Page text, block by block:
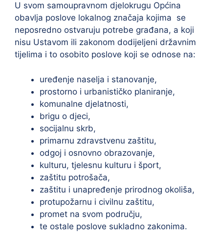
U svom samoupravnom djelokrugu Općina
obavlja poslove lokalnog značaja kojima se
neposredno ostvaruju potrebe građana, a koji
nisu Ustavom ili zakonom dodijeljeni državnim
tijelima i to osobito poslove koji se odnose na:
uređenje naselja i stanovanje,
prostorno i urbanističko planiranje,
komunalne djelatnosti,
brigu o djeci,
socijalnu skrb,
primarnu zdravstvenu zaštitu,
odgoj i osnovno obrazovanje,
kulturu, tjelesnu kulturu i šport,
zaštitu potrošača,
zaštitu i unapređenje prirodnog okoliša,
protupožarnu i civilnu zaštitu,
promet na svom području,
te ostale poslove sukladno zakonima.